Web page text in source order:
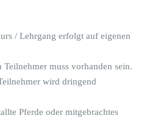
/ Lehrgang erfolgt auf eigenen
muss vorhanden sein.
wird dringend
Pferde oder mitgebrachtes